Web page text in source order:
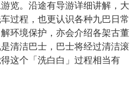
览。沿途有导游详细讲解⁠，大
过程，也更认识各种九巴日常
环境保护，亦会介绍各架古董
清洁巴士，巴士将经过清洁滚
这个「洗白白」过程相当有